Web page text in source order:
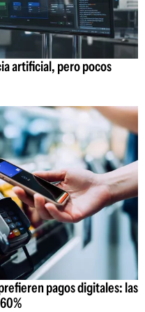
artificial, pero pocos
pagos digitales: las